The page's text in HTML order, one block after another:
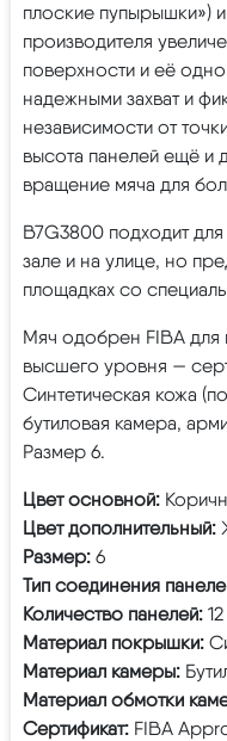
плоские пупырышки»)
производителя
поверхности и её
надежными захват и
независимости от
высота панелей ещё и
вращение мяча для
B7G3800 подходит
зале и на улице, но
площадках со
Мяч одобрен FIBA
высшего уровня —
Синтетическая кожа
бутиловая камера,
Размер 6.
Цвет основной:
Цвет дополнительный:
Размер: 6
Тип соединения
Количество панелей: 12
Материал покрышки:
Материал камеры:
Материал обмотки
Сертификат: FIBA